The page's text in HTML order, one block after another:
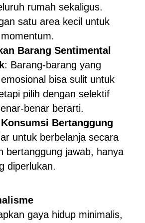
rumah sekaligus.
satu area kecil untuk
Barang Sentimental
: Barang-barang yang
bisa sulit untuk
pilih dengan selektif
benar berarti.
Bertanggung
untuk berbelanja secara
bertanggung jawab, hanya
diperlukan.
gaya hidup minimalis,